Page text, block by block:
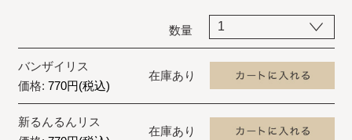
数量
バンザイリス
価格: 770円(税込)
在庫あり
新るんるんリス
在庫あり